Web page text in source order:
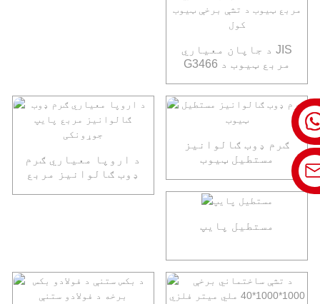
د جاپان معیاري JIS
G3466 مربع ټیوب د
د اروپا معیاري ګرم
ډوب ګالوانیز مربع
ګرم ډوب ګالوانیز
مستطیل ټیوب
مستطیل پایپ